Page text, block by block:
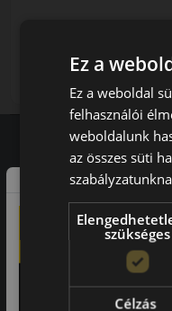
LENDÜLET
a vásárlók közül
21659
Ez a
Ez a weboldal
felhasználói
weboldalunk
az összes süti
szükséges
Célzás